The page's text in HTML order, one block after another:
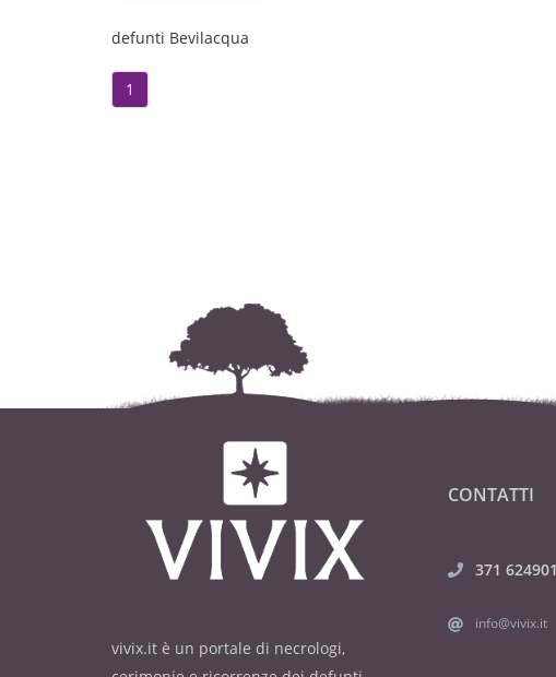
defunti Bevilacqua
1
vivix.it è un portale di necrologi,
CONTATTI
371
info@vivix.it